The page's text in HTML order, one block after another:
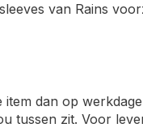
van Rains
dan op
tussen zit. Voor